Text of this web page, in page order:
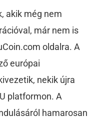
akik még nem
már nem is
oldalra. A
európai
nekik újra
platformon. A
hamarosan